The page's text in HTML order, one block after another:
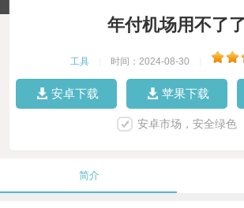
年付机场用不了了
工具 时间：2024-08-30
安卓下载 苹果下载
安卓市场，安全绿色
简介